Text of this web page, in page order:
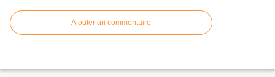
Ajouter un commentaire